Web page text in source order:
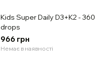
Kids Super Daily D3+K2 - 360
drops
966 грн
Немає в наявності